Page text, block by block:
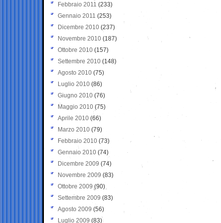
Febbraio 2011 (233)
Gennaio 2011 (253)
Dicembre 2010 (237)
Novembre 2010 (187)
Ottobre 2010 (157)
Settembre 2010 (148)
Agosto 2010 (75)
Luglio 2010 (86)
Giugno 2010 (76)
Maggio 2010 (75)
Aprile 2010 (66)
Marzo 2010 (79)
Febbraio 2010 (73)
Gennaio 2010 (74)
Dicembre 2009 (74)
Novembre 2009 (83)
Ottobre 2009 (90)
Settembre 2009 (83)
Agosto 2009 (56)
Luglio 2009 (83)